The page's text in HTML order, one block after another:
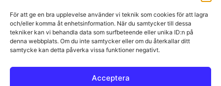
För att ge en bra upplevelse använder vi teknik som cookies för att lagra
och/eller komma åt enhetsinformation. När du samtycker till dessa
tekniker kan vi behandla data som surfbeteende eller unika ID:n på
denna webbplats. Om du inte samtycker eller om du återkallar ditt
samtycke kan detta påverka vissa funktioner negativt.
Acceptera
Följ oss
f ◎